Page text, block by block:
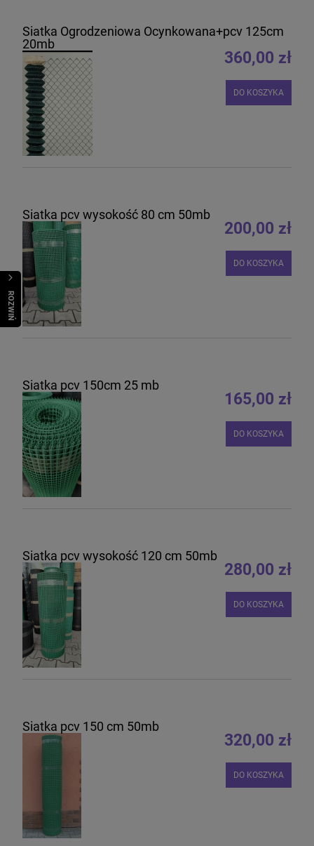
R
O
Z
W
I
Ń
O
B
I
Siatka Ogrodzeniowa Ocynkowana+pcv 125cm
20mb
360,00 zł
DO KOSZYKA
Siatka pcv wysokość 80 cm 50mb
200,00 zł
DO KOSZYKA
Siatka pcv 150cm 25 mb
165,00 zł
DO KOSZYKA
Siatka pcv wysokość 120 cm 50mb
280,00 zł
DO KOSZYKA
Siatka pcv 150 cm 50mb
320,00 zł
DO KOSZYKA